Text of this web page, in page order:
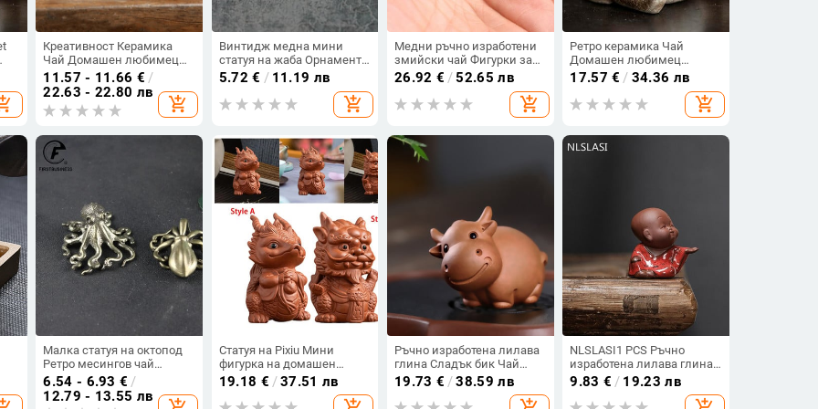
Креативност Керамика
Чай Домашен любимец
Заек Модел на крава
Статуя Орнаменти
Животно Чаена фигурка
Китайски чай Декорация
11.57 - 11.66 € /
22.63 - 22.80 лв
add_shopping_cart
Винтидж медна мини
статуя на жаба Орнаменти
Ретро месингови фигурки
на животни Играчка
Аксесоари за домашен
декор Декорации за офис
5.72 € / 11.19 лв
add_shopping_cart
Медни ръчно изработени
змийски чай Фигурки за
домашни любимци
Винтидж бронзова статуя
на питон Боа Орнамент
маса за дома
26.92 € /52.65 лв
add_shopping_cart
Ретро керамика Чай
Домашен любимец
Крокодил Статуя на
животно Сладка чаена
фигурка Орнаменти
Настолни занаяти Сервиз
декорация
17.57 € / 34.36 лв
add_shopping_cart
Малка статуя на октопод
Ретро месингов чай
Домашни любимци
Орнамент за маса Lucky
Home Decorations
6.54 - 6.93 € /
12.79 - 13.55 лв
Статуя на Pixiu Мини
фигурка на домашен
любимец с китайски
дракон и чай за аксесоар
за всекидневна
19.18 € /37.51 лв
Ръчно изработена лилава
глина Сладък бик Чай
Фигурки на духове на
домашни любимци
Прибори за чаена
19.73 € /38.59 лв
NLSLASI1 PCS Ръчно
изработена лилава глина
Прекрасна фигурка на
монах на Буда Орнамент с
върха на пръста Игра на
9.83 € / 19.23 лв